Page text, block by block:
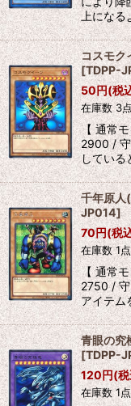
上になる
コスモク
[TDPP-
50円(税
在庫数 3
【 通常
2900 /
している
千年原人
JP014]
70円(税
在庫数 1点
【 通常
2750 /
アイテム
青眼の究
[TDPP-
120円(
在庫数 1点